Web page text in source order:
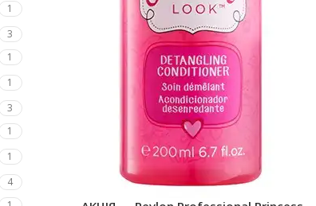
1
3
1
1
3
1
1
4